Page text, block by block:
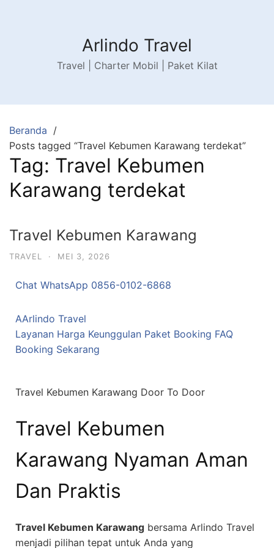
Arlindo Travel
Travel | Charter Mobil | Paket Kilat
Beranda
Posts tagged “Travel Kebumen Karawang terdekat”
Tag: Travel Kebumen
Karawang terdekat
Travel Kebumen Karawang
TRAVEL · MEI 3, 2026
Chat WhatsApp 0856-0102-6868
AArlindo Travel
Layanan Harga Keunggulan Paket Booking FAQ
Booking Sekarang
Travel Kebumen Karawang Door To Door
Travel Kebumen
Karawang Nyaman Aman
Dan Praktis
Travel Kebumen Karawang bersama Arlindo Travel
menjadi pilihan tepat untuk Anda yang